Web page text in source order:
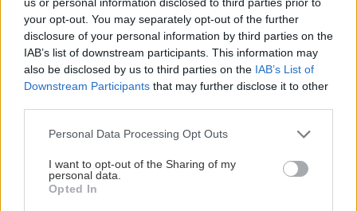
your opt-out. You may separately opt-out of the further
disclosure of your personal information by third parties on the
IAB’s list of downstream participants. This information may
also be disclosed by us to third parties on the IAB’s List of
Downstream Participants that may further disclose it to other
Personal Data Processing Opt Outs
I want to opt-out of the Sharing of my
personal data.
Opted In
μπήκε τυχαία στη ζωή σου
00:00
ΣΧΕΣΕΙΣ ΚΑΙ SEX
Μικρές αλλαγές που μπορούν να φέρουν ξανά
Ο Τζέιμς Κάμερον φαίνεται έτοιμος να αφήσει
πίσω του το «Avatar»